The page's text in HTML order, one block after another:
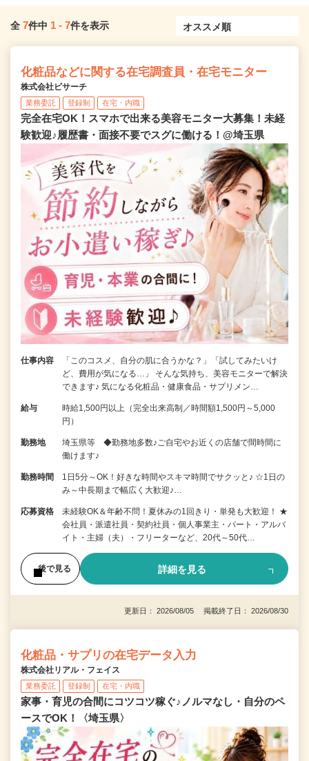
全 7件中 1 - 7件を表示
化粧品などに関する在宅調査員・在宅モニター
株式会社ビサーチ
業務委託 登録制 在宅・内職
完全在宅OK！スマホで出来る美容モニター大募集！未経
験歓迎♪履歴書・面接不要でスグに働ける！@埼玉県
仕事内容
「このコスメ、自分の肌に合うかな？」「試してみたいけ
ど、費用が気になる…」 そんな気持ち、美容モニターで解決
できます♪ 気になる化粧品・健康食品・サプリメン…
給与
時給1,500円以上（完全出来高制／時間額1,500円～5,000
円）
勤務地
埼玉県等 ◆勤務地多数♪ご自宅やお近くの店舗で間時間に
働けます♪
勤務時間
1日5分～OK！好きな時間やスキマ時間でサクッと♪ ☆1日の
み～中長期まで幅広く大歓迎♪…
応募資格
未経験OK＆年齢不問！夏休みの1回きり・単発も大歓迎！ ★
会社員・派遣社員・契約社員・個人事業主・パート・アルバ
イト・主婦（夫）・フリーターなど、20代～50代…
後で見る 詳細を見る
更新日： 2026/08/05 掲載終了日： 2026/08/30
化粧品・サプリの在宅データ入力
株式会社リアル・フェイス
業務委託 登録制 在宅・内職
家事・育児の合間にコツコツ稼ぐ♪ノルマなし・自分のペ
ースでOK！〈埼玉県〉